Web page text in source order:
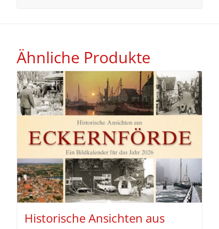
Ähnliche Produkte
Historische Ansichten aus